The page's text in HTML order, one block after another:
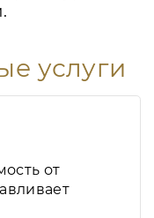
услуги
от